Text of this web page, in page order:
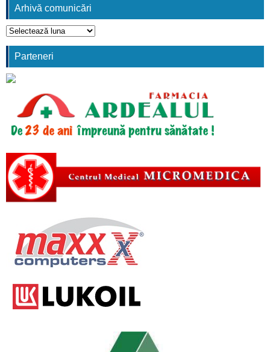
Arhivă comunicări
Arhivă
comunicări
Parteneri